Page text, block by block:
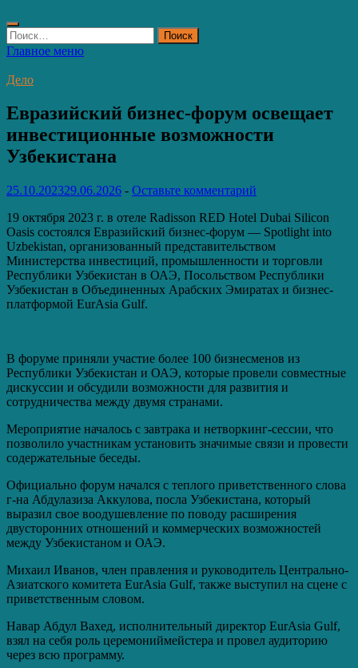
Найти:
Главное меню
Дело
Евразийский бизнес-форум освещает
инвестиционные возможности
Узбекистана
25.10.202329.06.2026 - Оставьте комментарий
19 октября 2023 г. в отеле Radisson RED Hotel Dubai Silicon
Oasis состоялся Евразийский бизнес-форум — Spotlight into
Uzbekistan, организованный представительством
Министерства инвестиций, промышленности и торговли
Республики Узбекистан в ОАЭ, Посольством Республики
Узбекистан в Объединенных Арабских Эмиратах и бизнес-
платформой EurAsia Gulf.
В форуме приняли участие более 100 бизнесменов из
Республики Узбекистан и ОАЭ, которые провели совместные
дискуссии и обсудили возможности для развития и
сотрудничества между двумя странами.
Мероприятие началось с завтрака и нетворкинг-сессии, что
позволило участникам установить значимые связи и провести
содержательные беседы.
Официально форум начался с теплого приветственного слова
г-на Абдулазиза Аккулова, посла Узбекистана, который
выразил свое воодушевление по поводу расширения
двусторонних отношений и коммерческих возможностей
между Узбекистаном и ОАЭ.
Михаил Иванов, член правления и руководитель Центрально-
Азиатского комитета EurAsia Gulf, также выступил на сцене с
приветственным словом.
Навар Абдул Вахед, исполнительный директор EurAsia Gulf,
взял на себя роль церемониймейстера и провел аудиторию
через всю программу.